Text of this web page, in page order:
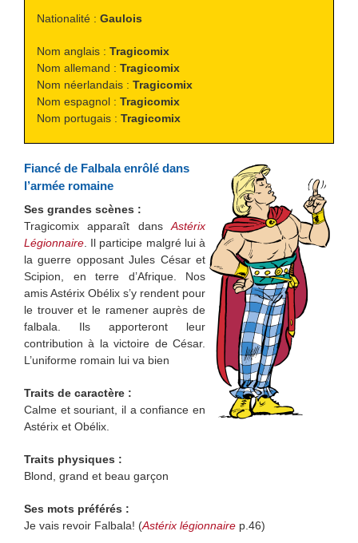
Nationalité : Gaulois
Nom anglais : Tragicomix
Nom allemand : Tragicomix
Nom néerlandais : Tragicomix
Nom espagnol : Tragicomix
Nom portugais : Tragicomix
Fiancé de Falbala enrôlé dans
l’armée romaine
Ses grandes scènes :
Tragicomix apparaît dans Astérix
Légionnaire . Il participe malgré lui à
la guerre opposant Jules César et
Scipion, en terre d’Afrique. Nos
amis Astérix Obélix s’y rendent pour
le trouver et le ramener auprès de
falbala. Ils apporteront leur
contribution à la victoire de César.
L’uniforme romain lui va bien
Traits de caractère :
Calme et souriant, il a confiance en
Astérix et Obélix.
Traits physiques :
Blond, grand et beau garçon
Ses mots préférés :
Je vais revoir Falbala! (Astérix légionnaire p.46)